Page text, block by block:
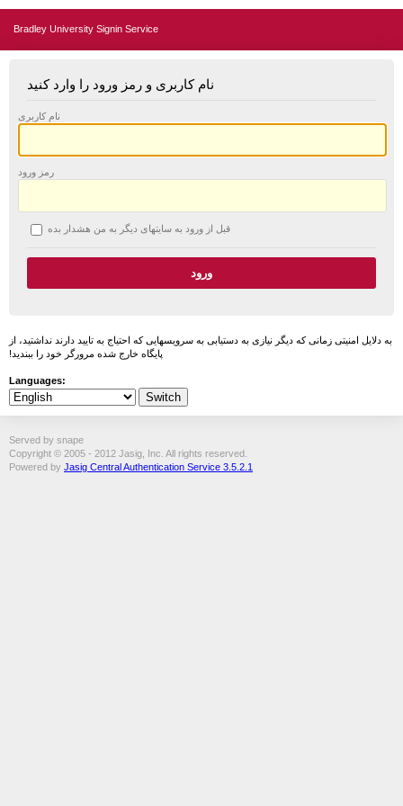
Bradley University Signin Service
نام کاربری و رمز ورود را وارد کنید
نام کاربری
رمز ورود
قبل از ورود به سایتهای دیگر به من هشدار بده
به دلایل امنیتی زمانی که دیگر نیازی به دستیابی به سرویسهایی که احتیاج به تایید دارند نداشتید، از
پایگاه خارج شده مرورگر خود را ببندید!
Languages:
Served by snape
Copyright © 2005 - 2012 Jasig, Inc. All rights reserved.
Powered by Jasig Central Authentication Service 3.5.2.1